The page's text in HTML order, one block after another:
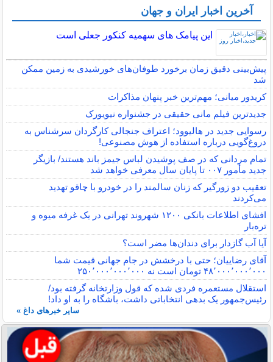
آخرین اخبار ایران و جهان
این پیامک های سهمیه کنکور جعلی است
پیش‌بینی دقیق زمان برخورد طوفان‌های خورشیدی به زمین ممکن
شد
کریدور میانی؛ مهم‌ترین خبر پنهان مذاکرات
جدیدترین فیلم مانی حقیقی در جشنواره نیویورک
رسوایی جدید در هالیوود؛ اعتراف جنجالی کارگردان سرشناس به
دروغ‌گویی درباره استفاده از هوش مصنوعی!
تمام مردانی که در صف پوشیدن لباس جیمز باند هستند/ بازیگر
جدید مأمور ۰۰۷ تا پایان سال معرفی خواهد شد
تعقیب دو زورگیر که زنان سالمند را در خودرو با چاقو تهدید
می‌کردند
افشای اطلاعات بانکی ۱۲۰۰ شهروند تهرانی در یک غرفه میوه و
تره‌بار
آیا آب گازدار برای دندان‌ها مضر است؟
آقای رضاییان؛ حتی با درخشش در جام جهانی قیمت شما
۴۸٬۰۰۰٬۰۰۰٬۰۰۰ تومان است نه ۲۵۰٬۰۰۰٬۰۰۰٬۰۰۰
استقلال مستعمره فردی شده که قول وزارتخانه گرفته بود/
رئیس‌جمهور یک بدهی انتخاباتی داشت، باشگاه را به او داد!
سایر خبرهای داغ »